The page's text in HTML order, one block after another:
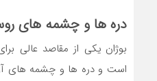
دره ها و چشمه های
بوژان یکی از مقاصد عالی
است و دره ها و چشمه های